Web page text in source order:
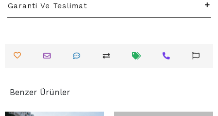
Garanti Ve Teslimat
Benzer Ürünler